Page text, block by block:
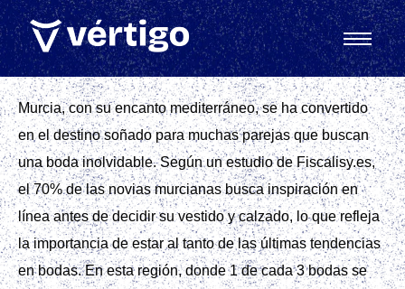
Murcia, con su encanto mediterráneo, se ha convertido
en el destino soñado para muchas parejas que buscan
una boda inolvidable. Según un estudio de Fiscalisy.es,
el 70% de las novias murcianas busca inspiración en
línea antes de decidir su vestido y calzado, lo que refleja
la importancia de estar al tanto de las últimas tendencias
en bodas. En esta región, donde 1 de cada 3 bodas se